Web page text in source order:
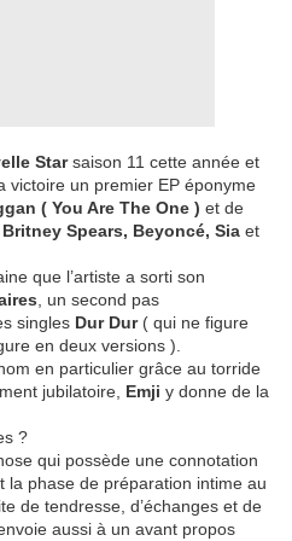
Starsaison 11 cette année et
victoire un premier EP éponyme
( You Are The One ) et de
Britney Spears, Beyoncé, Sia et
que l’artiste a sorti son
, un second pas
singles Dur Dur( qui ne figure
en deux versions ).
en particulier grâce au torride
jubilatoire, Emji y donne de la
?
qui possède une connotation
la phase de préparation intime au
de tendresse, d’échanges et de
aussi à un avant propos